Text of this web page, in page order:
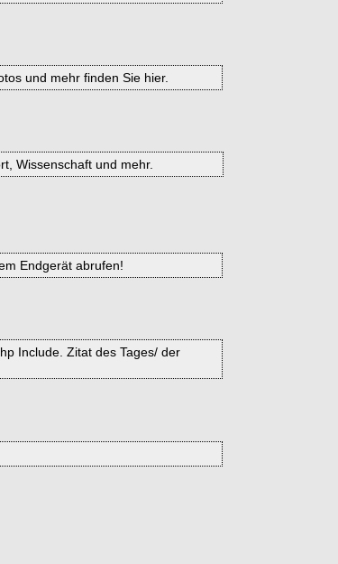
und mehr finden Sie hier.
Wissenschaft und mehr.
Endgerät abrufen!
Include. Zitat des Tages/ der